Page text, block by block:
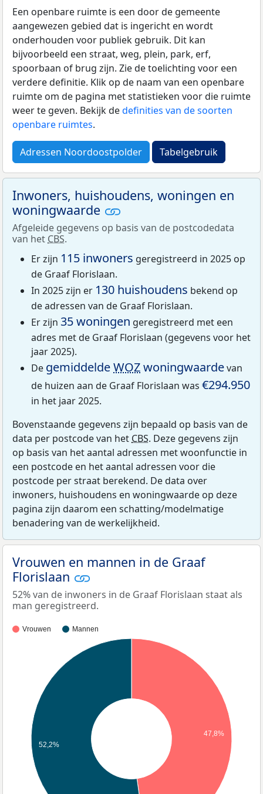
Een openbare ruimte is een door de gemeente
aangewezen gebied dat is ingericht en wordt
onderhouden voor publiek gebruik. Dit kan
bijvoorbeeld een straat, weg, plein, park, erf,
spoorbaan of brug zijn. Zie de toelichting voor een
verdere definitie. Klik op de naam van een openbare
ruimte om de pagina met statistieken voor die ruimte
weer te geven. Bekijk dedefinities van de soorten
openbare ruimtes.
Adressen Noordoostpolder Tabelgebruik
Inwoners, huishoudens, woningen en
woningwaarde
Afgeleide gegevens op basis van de postcodedata
van het CBS.
Er zijn 115 inwoners geregistreerd in 2025 op
de Graaf Florislaan.
In 2025 zijn er 130 huishoudens bekend op
de adressen van de Graaf Florislaan.
Er zijn 35 woningen geregistreerd met een
adres met de Graaf Florislaan (gegevens voor het
jaar 2025).
De gemiddeldeWOZwoningwaardevan
de huizen aan de Graaf Florislaan was €294.950
in het jaar 2025.
Bovenstaande gegevens zijn bepaald op basis van de
data per postcode van het CBS. Deze gegevens zijn
op basis van het aantal adressen met woonfunctie in
een postcode en het aantal adressen voor die
postcode per straat berekend. De data over
inwoners, huishoudens en woningwaarde op deze
pagina zijn daarom een schatting/modelmatige
benadering van de werkelijkheid.
Vrouwen en mannen in de Graaf
Florislaan
52% van de inwoners in de Graaf Florislaan staat als
man geregistreerd.
Vrouwen Mannen
47,8%
52,2%